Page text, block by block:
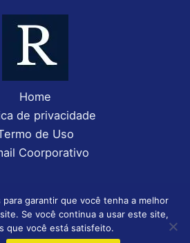
Home
de privacidade
de Uso
Coorporativo
Contabilidade | Desenvolvido por
(85)98583-3543
garantir que você tenha a melhor
Se você continua a usar este site,
que você está satisfeito.